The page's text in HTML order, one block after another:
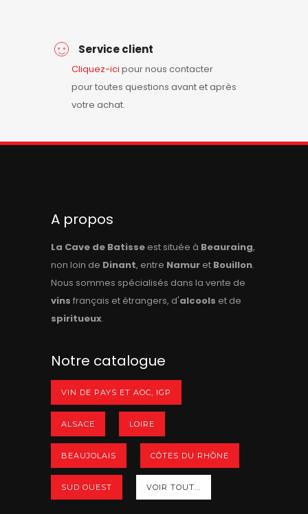
Service client
Cliquez-ici pour nous contacter
pour toutes questions avant et après
votre achat.
A propos
La Cave de Batisse est située à Beauraing,
non loin de Dinant, entre Namur et Bouillon.
Nous sommes spécialisés dans la vente de
vins français et étrangers, d'alcools et de
spiritueux.
Notre catalogue
VIN DE PAYS ET AOC, IGP
ALSACE LOIRE
BEAUJOLAIS CÔTES DU RHÔNE
SUD OUEST VOIR TOUT...